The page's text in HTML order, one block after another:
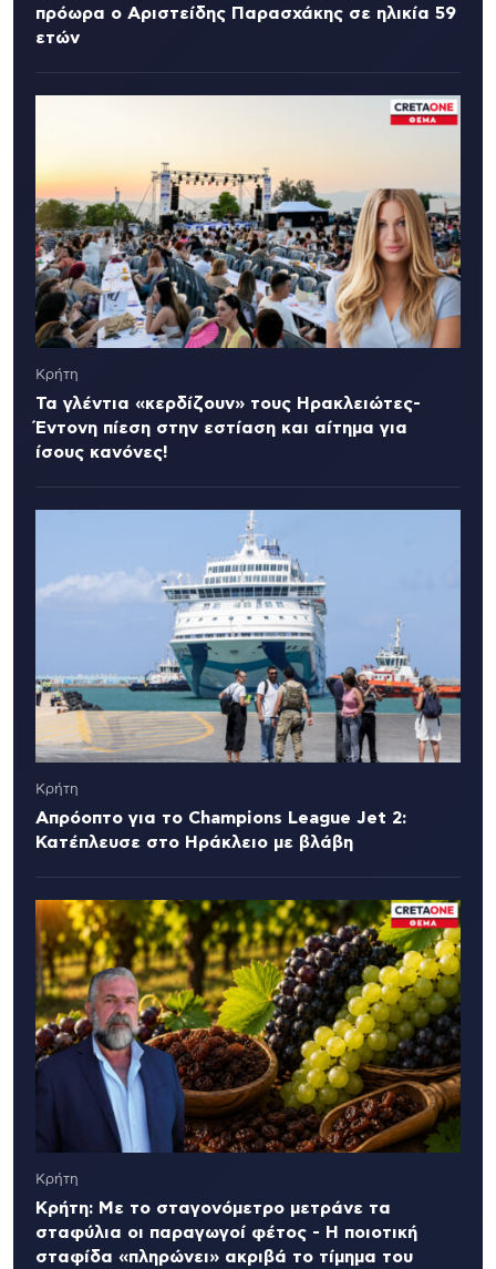
πρόωρα ο Αριστείδης Παρασχάκης σε ηλικία 59
ετών
Κρήτη
Τα γλέντια «κερδίζουν» τους Ηρακλειώτες-
Έντονη πίεση στην εστίαση και αίτημα για
ίσους κανόνες!
Κρήτη
Απρόοπτο για το Champions League Jet 2:
Κατέπλευσε στο Ηράκλειο με βλάβη
Κρήτη
Κρήτη: Με το σταγονόμετρο μετράνε τα
σταφύλια οι παραγωγοί φέτος - Η ποιοτική
σταφίδα «πληρώνει» ακριβά το τίμημα του